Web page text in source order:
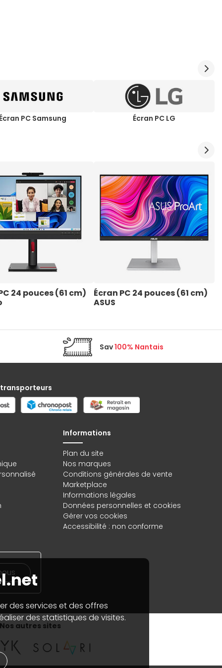
PC Samsung Écran PC LG
24 pouces (61 cm)
Écran PC 24 pouces (61 cm)
ASUS
Sav100% Nantais
Informations
Plan du site
Nos marques
Conditions générales de vente
Marketplace
Informations légales
Données personnelles et cookies
Gérer vos cookies
Accessibilité : non conforme
Nos autres sites
des services et des offres
des statistiques de visites.